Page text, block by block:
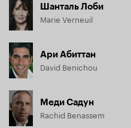
Шанталь Лоби
Marie Verneuil
Ари Абиттан
David Benichou
Меди Садун
Rachid Benassem